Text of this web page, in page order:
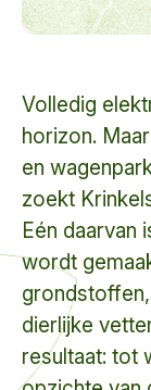
Volledig
horizon.
en
zoekt
Eén daarvan
wordt
dierlijke
resultaat: tot